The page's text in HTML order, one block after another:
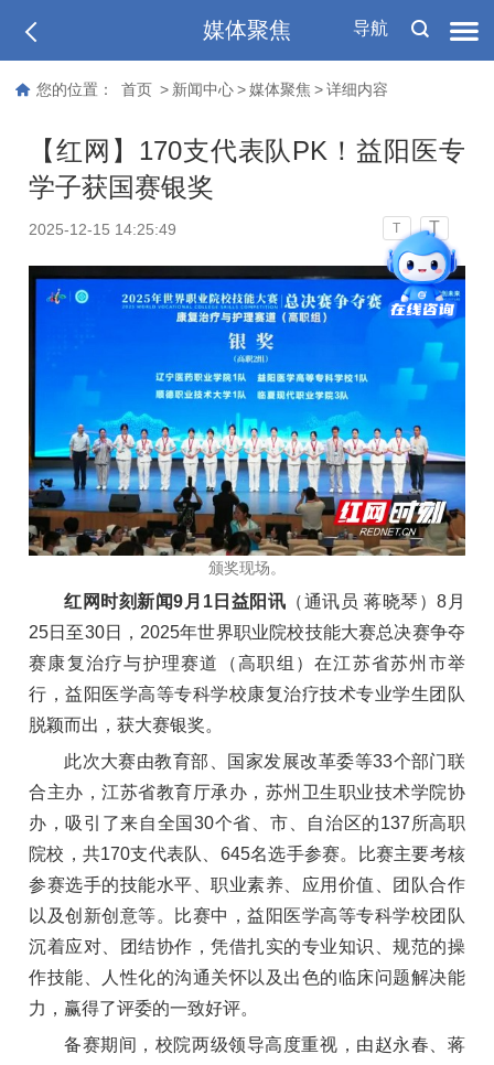
导航
媒体聚焦
您的位置： 首页 > 新闻中心 > 媒体聚焦 > 详细内容
【红网】170支代表队PK！益阳医专
学子获国赛银奖
2025-12-15 14:25:49 T T
颁奖现场。
红网时刻新闻9月1日益阳讯 （通讯员 蒋晓琴）8月
25日至30日，2025年世界职业院校技能大赛总决赛争夺
赛康复治疗与护理赛道（高职组）在江苏省苏州市举
行，益阳医学高等专科学校康复治疗技术专业学生团队
脱颖而出，获大赛银奖。
此次大赛由教育部、国家发展改革委等33个部门联
合主办，江苏省教育厅承办，苏州卫生职业技术学院协
办，吸引了来自全国30个省、市、自治区的137所高职
院校，共170支代表队、645名选手参赛。比赛主要考核
参赛选手的技能水平、职业素养、应用价值、团队合作
以及创新创意等。比赛中，益阳医学高等专科学校团队
沉着应对、团结协作，凭借扎实的专业知识、规范的操
作技能、人性化的沟通关怀以及出色的临床问题解决能
力，赢得了评委的一致好评。
备赛期间，校院两级领导高度重视，由赵永春、蒋